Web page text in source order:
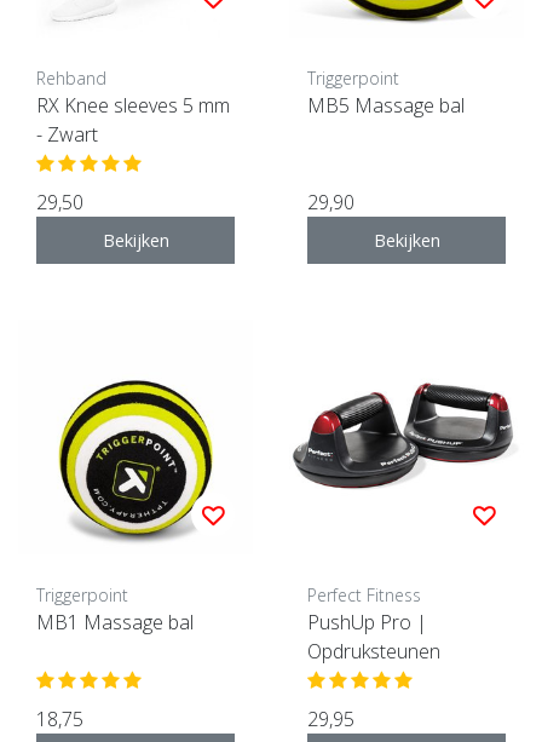
Rehband
RX Knee sleeves 5 mm
- Zwart
29,50
Bekijken
Triggerpoint
MB5 Massage bal
29,90
Bekijken
Triggerpoint
MB1 Massage bal
18,75
Perfect Fitness
PushUp Pro |
Opdruksteunen
29,95